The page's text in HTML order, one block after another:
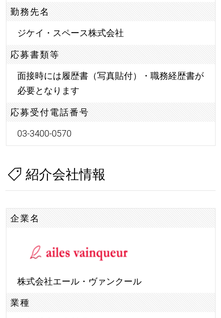
勤務先名
ジケイ・スペース株式会社
応募書類等
面接時には履歴書（写真貼付）・職務経歴書が
必要となります
応募受付電話番号
03-3400-0570
紹介会社情報
企業名
株式会社エール・ヴァンクール
業種